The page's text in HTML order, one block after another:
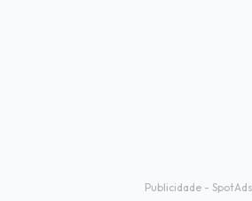
Publicidade - SpotAds